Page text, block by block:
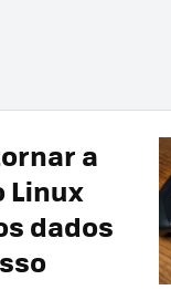
a
Linux
dados